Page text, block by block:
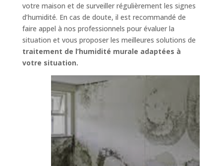
votre maison et de surveiller régulièrement les signes
d’humidité. En cas de doute, il est recommandé de
faire appel à nos professionnels pour évaluer la
situation et vous proposer les meilleures solutions de
traitement de l’humidité murale adaptées à
votre situation.